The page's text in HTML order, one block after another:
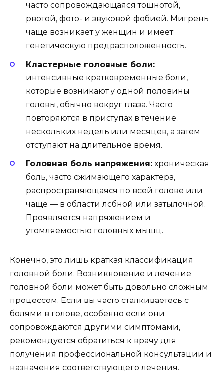
часто сопровождающаяся тошнотой,
рвотой, фото- и звуковой фобией. Мигрень
чаще возникает у женщин и имеет
генетическую предрасположенность.
Кластерные головные боли:
интенсивные кратковременные боли,
которые возникают у одной половины
головы, обычно вокруг глаза. Часто
повторяются в приступах в течение
нескольких недель или месяцев, а затем
отступают на длительное время.
Головная боль напряжения: хроническая
боль, часто сжимающего характера,
распространяющаяся по всей голове или
чаще — в области лобной или затылочной.
Проявляется напряжением и
утомляемостью головных мышц.
Конечно, это лишь краткая классификация
головной боли. Возникновение и лечение
головной боли может быть довольно сложным
процессом. Если вы часто сталкиваетесь с
болями в голове, особенно если они
сопровождаются другими симптомами,
рекомендуется обратиться к врачу для
получения профессиональной консультации и
назначения соответствующего лечения.